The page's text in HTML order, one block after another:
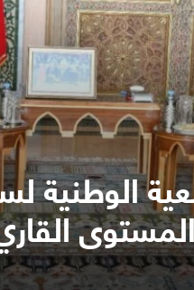
الوطنية